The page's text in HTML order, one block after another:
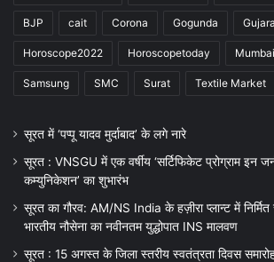
BJP cait Corona Gogunda
Horoscope2022 Horoscopetoday Mumbai
Samsung SMC Surat Textile Market
सूरत में ‘पप्पू यादव मुर्दाबाद’ के लगे नारे
सूरत : VNSGU में एक वर्षीय ‘सर्टिफिकेट प्रोग्राम इन
कम्युनिकेशन’ का शुभारंभ
सूरत का गौरव: AM/NS India के हज़ीरा प्लान्ट में
भारतीय नौसेना का नवीनतम युद्धोपात INS मालवण
सूरत : 15 अगस्त के जिला स्तरीय स्वतंत्रता दिवस